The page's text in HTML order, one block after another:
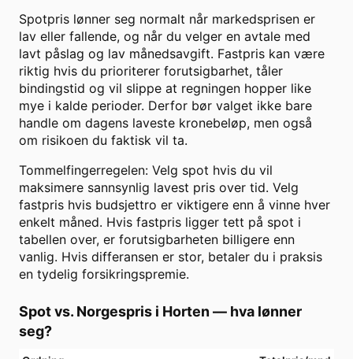
Spotpris lønner seg normalt når markedsprisen er
lav eller fallende, og når du velger en avtale med
lavt påslag og lav månedsavgift. Fastpris kan være
riktig hvis du prioriterer forutsigbarhet, tåler
bindingstid og vil slippe at regningen hopper like
mye i kalde perioder. Derfor bør valget ikke bare
handle om dagens laveste kronebeløp, men også
om risikoen du faktisk vil ta.
Tommelfingerregelen: Velg spot hvis du vil
maksimere sannsynlig lavest pris over tid. Velg
fastpris hvis budsjettro er viktigere enn å vinne hver
enkelt måned. Hvis fastpris ligger tett på spot i
tabellen over, er forutsigbarheten billigere enn
vanlig. Hvis differansen er stor, betaler du i praksis
en tydelig forsikringspremie.
Spot vs. Norgespris i Horten — hva lønner
seg?